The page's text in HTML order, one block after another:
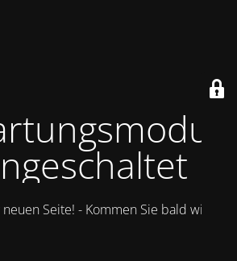
Seite! - Kommen Sie bald wieder.